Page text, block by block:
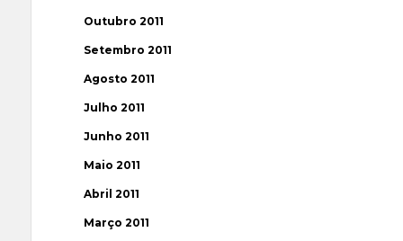
Outubro 2011
Setembro 2011
Agosto 2011
Julho 2011
Junho 2011
Maio 2011
Abril 2011
Março 2011